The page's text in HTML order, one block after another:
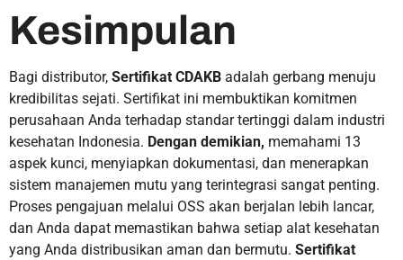
Kesimpulan
Bagi distributor, Sertifikat CDAKB adalah gerbang menuju
kredibilitas sejati. Sertifikat ini membuktikan komitmen
perusahaan Anda terhadap standar tertinggi dalam industri
kesehatan Indonesia. Dengan demikian, memahami 13
aspek kunci, menyiapkan dokumentasi, dan menerapkan
sistem manajemen mutu yang terintegrasi sangat penting.
Proses pengajuan melalui OSS akan berjalan lebih lancar,
dan Anda dapat memastikan bahwa setiap alat kesehatan
yang Anda distribusikan aman dan bermutu. Sertifikat